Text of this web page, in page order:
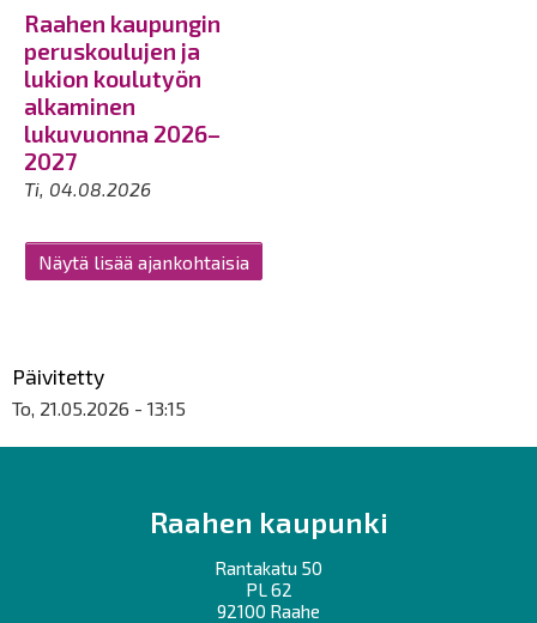
Raahen kaupungin
peruskoulujen ja
lukion koulutyön
alkaminen
lukuvuonna 2026–
2027
Ti, 04.08.2026
Näytä lisää ajankohtaisia
Päivitetty
To, 21.05.2026 - 13:15
Raahen kaupunki
Rantakatu 50
PL 62
92100 Raahe